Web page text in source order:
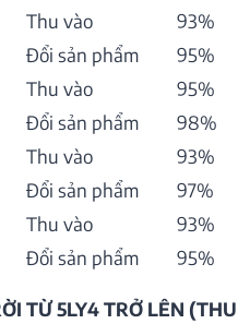
Thu vào
93%
Đổi sản phẩm
95%
Thu vào
95%
Đổi sản phẩm
98%
Thu vào
93%
Đổi sản phẩm
97%
Thu vào
93%
Đổi sản phẩm
95%
TỪ 5LY4 TRỞ LÊN (THU